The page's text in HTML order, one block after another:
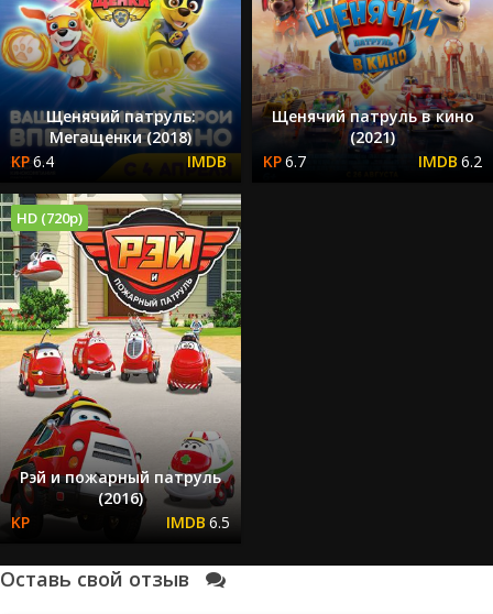
Щенячий патруль:
Мегащенки (2018)
6.4
Щенячий патруль в кино
(2021)
6.7
6.2
HD (720p)
Рэй и пожарный патруль
(2016)
6.5
Оставь свой отзыв